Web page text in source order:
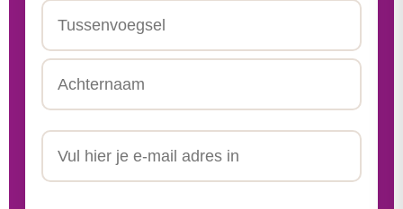
Voornaam
Tussenvoegsel
Achternaam